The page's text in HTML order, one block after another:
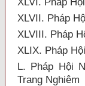
XLVII. Pháp
XLVIII. Pháp
XLIX. Pháp
L. Pháp Hội
Trang Nghiêm